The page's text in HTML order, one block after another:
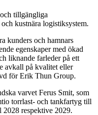
tillgängliga
kustnära logistiksystem.
kunders och hamnars
egenskaper med ökad
liknande farleder på ett
avkall på kvalitet eller
för Erik Thun Group.
varvet Ferus Smit, som
torrlast- och tankfartyg till
2028 respektive 2029.